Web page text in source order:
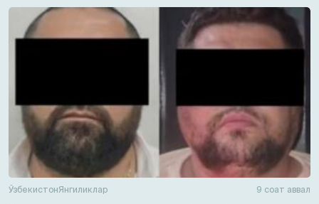
ЎзбекистонЯнгиликлар 9 соат аввал